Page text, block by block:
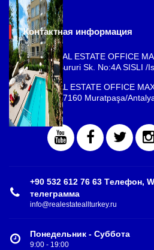
Контактная информация
ISTANBUL REAL ESTATE OFFICE
Park, Cemal Sururi Sk. No:4A SISLI /
ANTALYA REAL ESTATE OFFICE
Fener Mah., 07160 Muratpaşa/
+90 532 612 76 63 Tелефон,
телеграмма
info@realestateallturkey.ru
Понедельник - Суббота
9:00 - 19:00